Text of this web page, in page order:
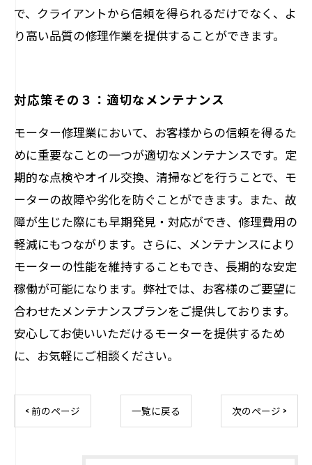
で、クライアントから信頼を得られるだけでなく、よ
り高い品質の修理作業を提供することができます。
対応策その３：適切なメンテナンス
モーター修理業において、お客様からの信頼を得るた
めに重要なことの一つが適切なメンテナンスです。定
期的な点検やオイル交換、清掃などを行うことで、モ
ーターの故障や劣化を防ぐことができます。また、故
障が生じた際にも早期発見・対応ができ、修理費用の
軽減にもつながります。さらに、メンテナンスにより
モーターの性能を維持することもでき、長期的な安定
稼働が可能になります。弊社では、お客様のご要望に
合わせたメンテナンスプランをご提供しております。
安心してお使いいただけるモーターを提供するため
に、お気軽にご相談ください。
< 前のページ 一覧に戻る 次のページ >